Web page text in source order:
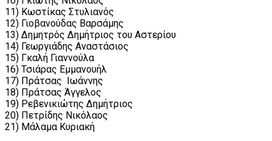
11) Κωστίκας Στυλιανός
12) Γιοβανούδας Βαρσάμης
13) Δημητρός Δημήτριος του Αστερίου
14) Γεωργιάδης Αναστάσιος
15) Γκαλή Γιαννούλα
16) Τσιάρας Εμμανουήλ
17) Πράτσας Ιωάννης
18) Πράτσας Άγγελος
19) Ρεβενικιώτης Δημήτριος
20) Πετρίδης Νικόλαος
21) Μάλαμα Κυριακή